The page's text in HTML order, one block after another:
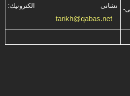
نشانی الكترونیك:
tarikh@qabas.net